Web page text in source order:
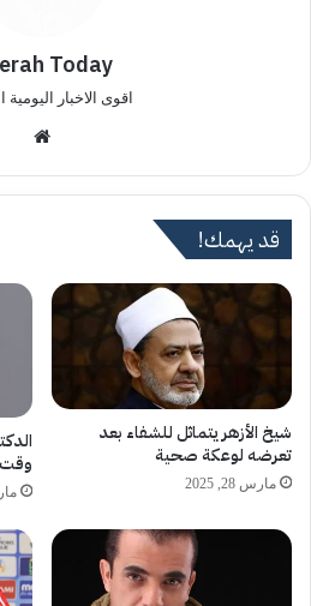
Today
اقوى الاخبار اليومية
الوي
قد يهمك!
شيخ الأزهر يتماثل للشفاء بعد
تعرضه لوعكة صحية
مارس 28, 2025
مارس